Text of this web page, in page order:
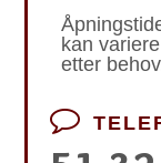
kan variere
etter